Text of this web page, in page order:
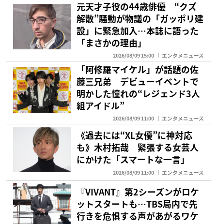
元天才子役の44歳俳優 “クズ
解散”騒動が物議の「ガッポリ建
設」に緊急加入…本誌に語った
「まさかの理由」
2026/08/09 15:00 エンタメニュース
「阿修羅マイケル」が話題の佐
藤三兄弟 デビューイベントで
明かした憧れの“レジェンド3人
組アイドル”
2026/08/09 11:00 エンタメニュース
《過去には“XL女優”に神対応
も》木村拓哉 緊張する女芸人
にかけた「スマートな一言」
2026/08/09 11:00 エンタメニュース
『VIVANT』第2シーズンがロケ
ットスタートも…TBS局内で先
行きを危惧する声があがるワケ